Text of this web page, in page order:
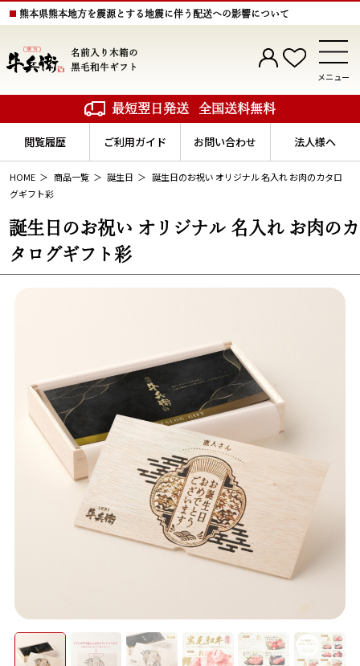
熊本県熊本地方を震源とする地震に伴う配送への影響について
名前入り木箱の
黒毛和牛ギフト
メニュー
最短翌日発送 全国送料無料
閲覧履歴 ご利用ガイド お問い合わせ 法人様へ
HOME 商品一覧 誕生日
誕生日のお祝い オリジナル 名入れ お肉のカタロ
グギフト彩
誕生日のお祝い オリジナル 名入れ お肉のカ
タログギフト彩